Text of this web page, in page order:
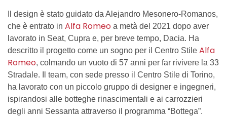
Il design è stato guidato da Alejandro Mesonero-Romanos,
che è entrato in Alfa Romeo a metà del 2021 dopo aver
lavorato in Seat, Cupra e, per breve tempo, Dacia. Ha
descritto il progetto come un sogno per il Centro Stile Alfa
Romeo, colmando un vuoto di 57 anni per far rivivere la 33
Stradale. Il team, con sede presso il Centro Stile di Torino,
ha lavorato con un piccolo gruppo di designer e ingegneri,
ispirandosi alle botteghe rinascimentali e ai carrozzieri
degli anni Sessanta attraverso il programma “Bottega”.